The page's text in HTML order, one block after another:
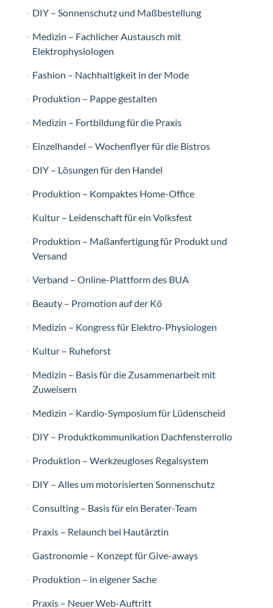
DIY – Sonnenschutz und Maßbestellung
Medizin – Fachlicher Austausch mit
Elektrophysiologen
Fashion – Nachhaltigkeit in der Mode
Produktion – Pappe gestalten
Medizin – Fortbildung für die Praxis
Einzelhandel – Wochenflyer für die Bistros
DIY – Lösungen für den Handel
Produktion – Kompaktes Home-Office
Kultur – Leidenschaft für ein Volksfest
Produktion – Maßanfertigung für Produkt und
Versand
Verband – Online-Plattform des BUA
Beauty – Promotion auf der Kö
Medizin – Kongress für Elektro-Physiologen
Kultur – Ruheforst
Medizin – Basis für die Zusammenarbeit mit
Zuweisern
Medizin – Kardio-Symposium für Lüdenscheid
DIY – Produktkommunikation Dachfensterrollo
Produktion – Werkzeugloses Regalsystem
DIY – Alles um motorisierten Sonnenschutz
Consulting – Basis für ein Berater-Team
Praxis – Relaunch bei Hautärztin
Gastronomie – Konzept für Give-aways
Produktion – in eigener Sache
Praxis – Neuer Web-Auftritt